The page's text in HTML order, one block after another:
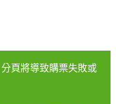
頁將導致購票失敗或